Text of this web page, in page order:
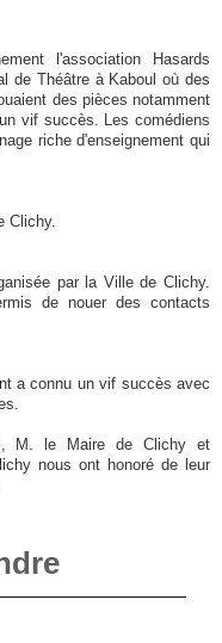
l'association Hasards
de Théâtre à Kaboul où des
des pièces notamment
vif succès. Les comédiens
riche d'enseignement qui
Clichy.
par la Ville de Clichy.
de nouer des contacts
a connu un vif succès avec
M. le Maire de Clichy et
nous ont honoré de leur